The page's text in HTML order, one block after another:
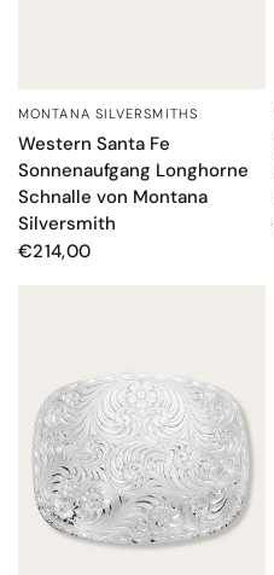
SCHNELLANSICHT
MONTANA SILVERSMITHS
Western Santa Fe
Sonnenaufgang Longhorne
Schnalle von Montana
Silversmith
€214,00